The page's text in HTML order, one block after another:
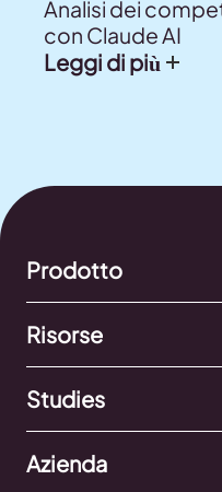
Analisi dei
con Claude AI
Leggi di più
Prodotto
Risorse
Studies
Azienda